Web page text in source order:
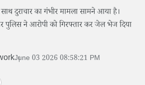
दुराचार का गंभीर मामला सामने आया है।
पुलिस ने आरोपी को गिरफ्तार कर जेल भेज दिया
June 03 2026 08:58:21 PM